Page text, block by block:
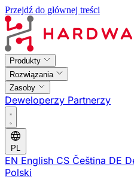
Przejdź do głównej treści
Produkty
Rozwiązania
Zasoby
Deweloperzy Partnerzy
PL
EN English CS Čeština DE
Polski